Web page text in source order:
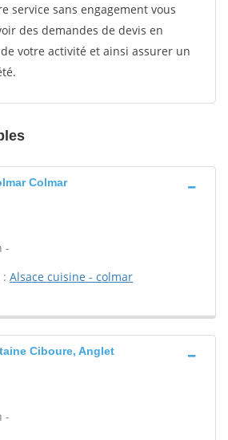
service sans engagement vous
des demandes de devis en
votre activité et ainsi assurer un
Colmar
-
Alsace cuisine - colmar
Ciboure, Anglet
-